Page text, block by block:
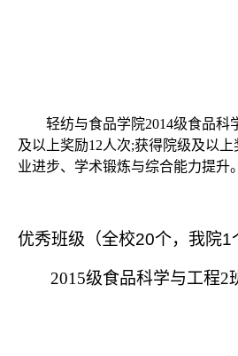
轻纺与食品学院2014级食品科
及以上奖励12人次;获得院级及以上
业进步、学术锻炼与综合能力提
优秀班级（全校20个，我院1
2015级食品科学与工程2